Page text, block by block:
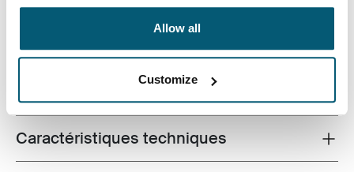
Allow all
Customize
Toutes les caractéristiques
Toggle techspec
Caractéristiques techniques